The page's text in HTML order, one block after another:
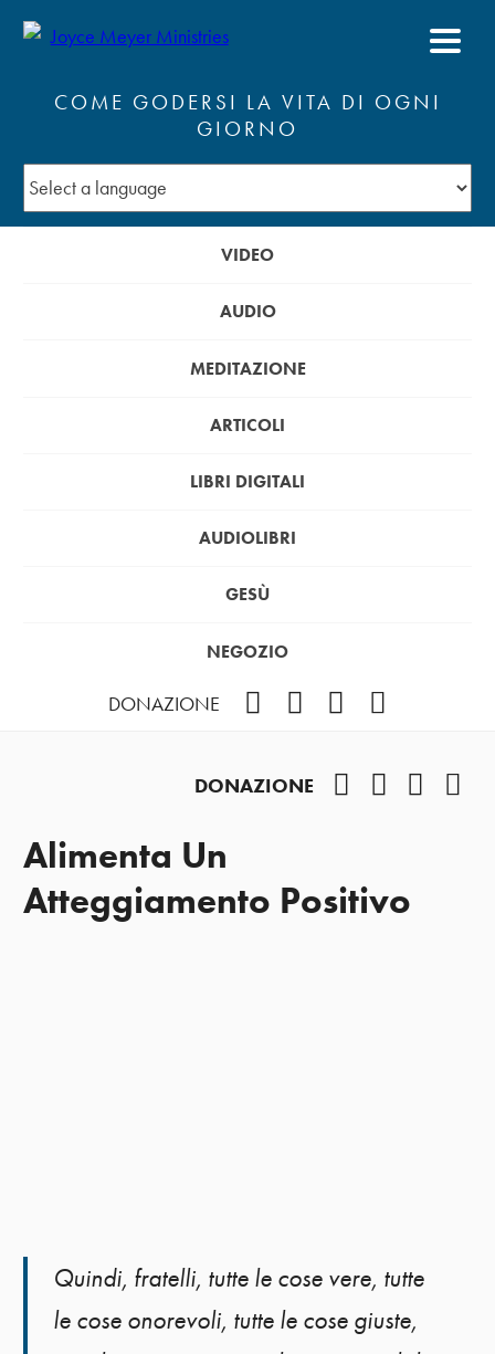
COME GODERSI LA VITA DI OGNI
GIORNO
VIDEO
AUDIO
MEDITAZIONE
ARTICOLI
LIBRI DIGITALI
AUDIOLIBRI
GESÙ
NEGOZIO
DONAZIONE
DONAZIONE
Alimenta Un
Atteggiamento Positivo
Quindi, fratelli, tutte le cose vere, tutte
le cose onorevoli, tutte le cose giuste,